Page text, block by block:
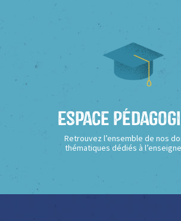
Espace
Retrouvez l’ensemble de nos
thématiques dédiés à